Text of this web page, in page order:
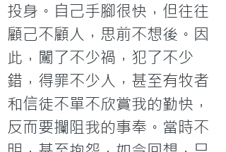
投身。自己手腳很快，但往往
顧己不顧人，思前不想後。因
此，闖了不少禍，犯了不少
錯，得罪不少人，甚至有牧者
和信徒不單不欣賞我的勤快，
反而要攔阻我的事奉。當時不